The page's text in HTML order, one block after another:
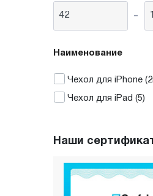
-
Наименование
Чехол для iPhone
Чехол для iPad (5)
Наши